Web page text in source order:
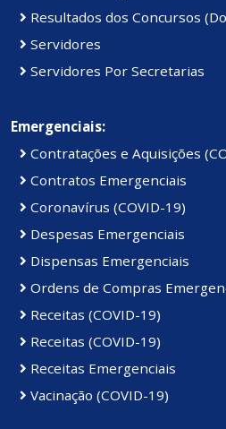
Resultados dos Concursos
Servidores
Servidores Por Secretarias
Emergenciais:
Contratações e Aquisições
Contratos Emergenciais
Coronavírus (COVID-19)
Despesas Emergenciais
Dispensas Emergenciais
Ordens de Compras
Receitas (COVID-19)
Receitas (COVID-19)
Receitas Emergenciais
Vacinação (COVID-19)